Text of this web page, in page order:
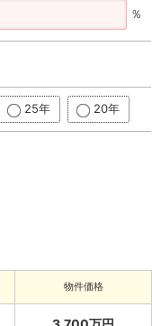
％
25年 20年
物件価格